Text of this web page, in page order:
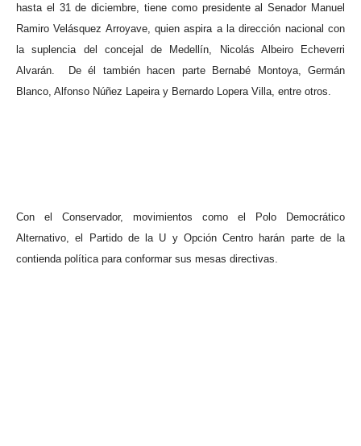
hasta el 31 de diciembre, tiene como presidente al Senador Manuel
Ramiro Velásquez Arroyave, quien aspira a la dirección nacional con
la suplencia del concejal de Medellín, Nicolás Albeiro Echeverri
Alvarán.
De él también hacen parte Bernabé Montoya, Germán
Blanco, Alfonso Núñez Lapeira y Bernardo Lopera Villa, entre otros.
Con el Conservador, movimientos como el Polo Democrático
Alternativo, el Partido de la U y Opción Centro harán parte de la
contienda política para conformar sus mesas directivas.